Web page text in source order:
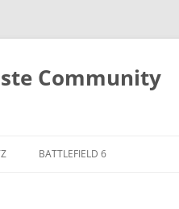
Community
BATTLEFIELD 6